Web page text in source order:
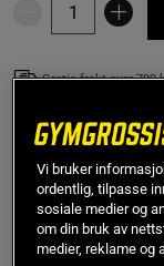
Gratis frakt over 799
RPKåret til
Flaske av god
godt. Den lille
anbefaler.
Vi bruker
ordentlig, tilpasse
sosiale medier og
om din bruk av
medier, reklame og